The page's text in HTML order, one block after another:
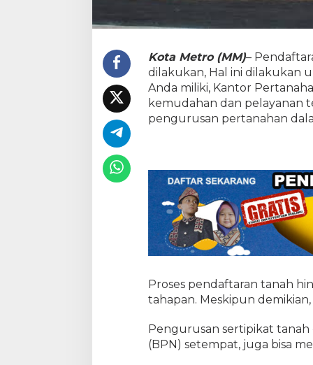
a
B
a
M
a
r
a
k
a
t
y
a
n
i
n
i
n
U
Kota Metro (MM)–
dilakukan, Hal ini dilakukan
Anda miliki, Kantor
kemudahan dan pelayanan
pengurusan pertanahan
Proses pendaftaran tanah
tahapan. Meskipun
Pengurusan sertipikat tanah
(BPN) setempat, juga bisa